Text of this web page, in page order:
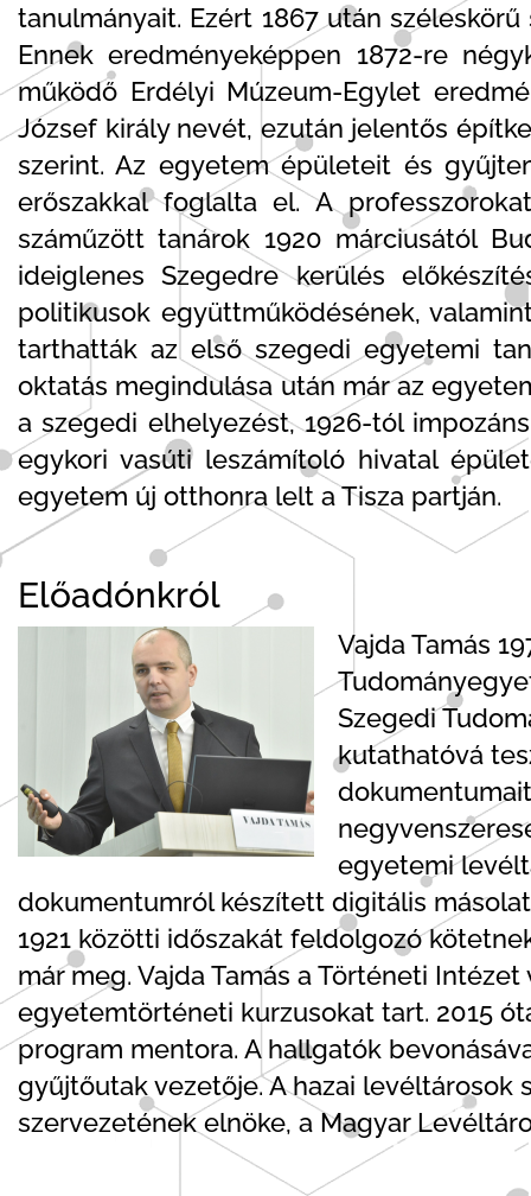
tanulmányait. Ezért 1867 után
Ennek eredményeképpen 1872-re
működő Erdélyi Múzeum-Egylet
József király nevét, ezután jelentős
szerint. Az egyetem épületeit és
erőszakkal foglalta el. A
száműzött tanárok 1920 márciusától
ideiglenes Szegedre kerülés
politikusok együttműködésének,
tarthatták az első szegedi egyetemi
oktatás megindulása után már az
a szegedi elhelyezést, 1926-tól
egykori vasúti leszámítoló hivatal
egyetem új otthonra lelt a Tisza partján.
Előadónkról
Vajda Tamás
Szegedi
kutathatóvá
egyetemi
dokumentumról készített digitális
1921 közötti időszakát feldolgozó
már meg. Vajda Tamás a Történeti
egyetemtörténeti kurzusokat tart. 2015
program mentora. A hallgatók
gyűjtőutak vezetője. A hazai levéltárosok
szervezetének elnöke, a Magyar